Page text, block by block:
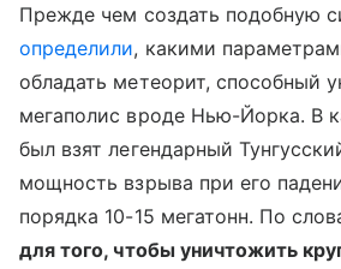
Прежде чем создать подобную
определили, какими
обладать метеорит, способный
мегаполис вроде Нью-Йорка. В
был взят легендарный
мощность взрыва при его
порядка 10-15 мегатонн. По
для того, чтобы уничтожить